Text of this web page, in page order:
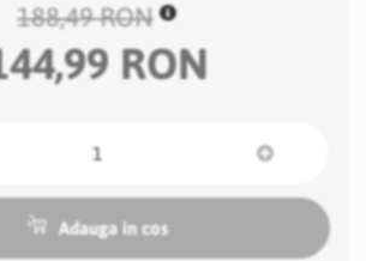
188,49 RON
RON
Adauga in cos